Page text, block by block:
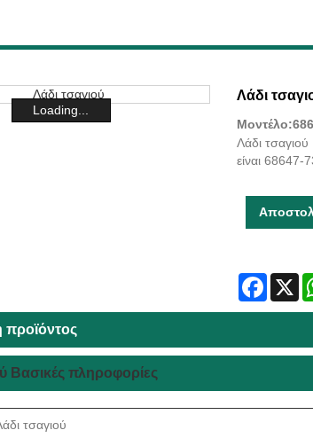
Loading...
Λάδι
Λάδι
είναι 68647-
X
προϊόντος
Βασικές πληροφορίες
τσαγιού